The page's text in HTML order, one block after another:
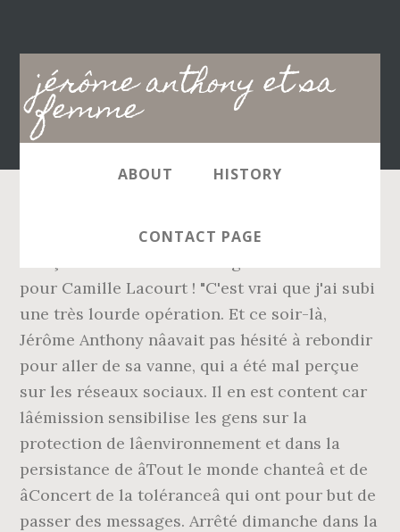
jérôme anthony et sa
femme
Main
navigation
ABOUT HISTORY
CONTACT PAGE
Jérôme Btesh est un sculpteur plasticien
pour Camille Lacourt ! "C'est vrai que j'ai subi
une très lourde opération. Et ce soir-là,
Jérôme Anthony nâavait pas hésité à rebondir
pour aller de sa vanne, qui a été mal perçue
sur les réseaux sociaux. Il en est content car
lâémission sensibilise les gens sur la
protection de lâenvironnement et dans la
persistance de âTout le monde chanteâ et de
âConcert de la toléranceâ qui ont pour but de
passer des messages. Arrêté dimanche dans la